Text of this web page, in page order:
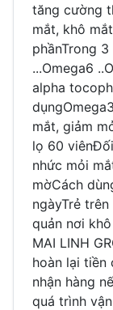
tăng cường
mắt, khô
phầnTrong
...Omega6
alpha
mắt, giảm
lọ 60
nhức mỏi
mờCách
ngàyTrẻ
quản nơi
MAI LINH
hoàn lại tiền
nhận hàng
quá trình